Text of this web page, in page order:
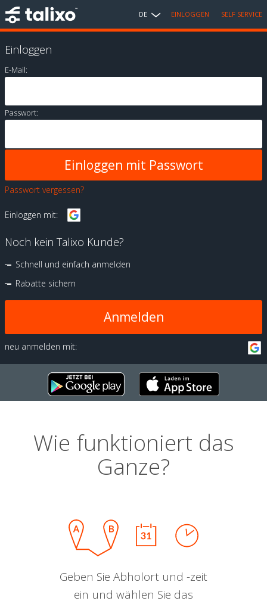
DE EINLOGGEN SELF SERVICE
Einloggen
E-Mail:
Passwort:
Passwort vergessen?
Einloggen mit:
Noch kein Talixo Kunde?
Schnell und einfach anmelden
Rabatte sichern
Anmelden
neu anmelden mit:
Wie funktioniert das
Ganze?
Geben Sie Abholort und -zeit
ein und wählen Sie das